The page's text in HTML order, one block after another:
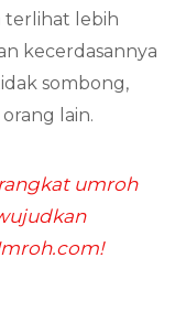
terlihat lebih
kecerdasannya
sombong,
lain.
umroh